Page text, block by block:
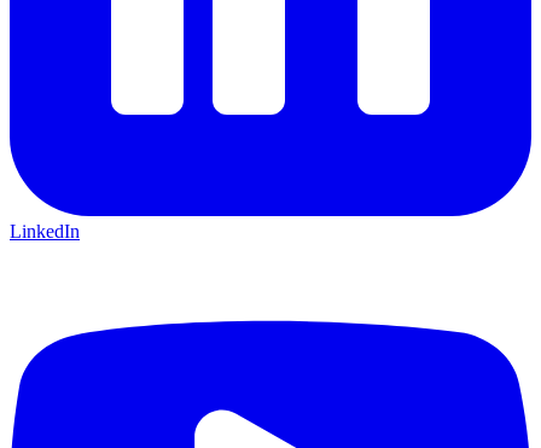
LinkedIn